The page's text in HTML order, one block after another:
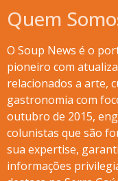
Quem
O Soup News é o
pioneiro com
relacionados a arte,
gastronomia com
outubro de 2015,
colunistas que são
sua expertise,
informações